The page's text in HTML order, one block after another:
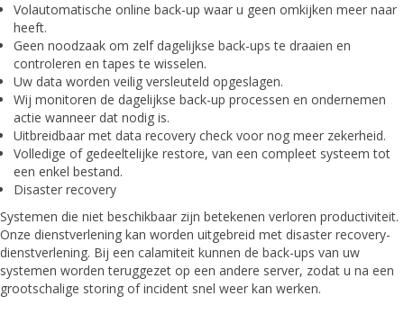
Volautomatische online back-up waar u geen omkijken meer naar
heeft.
Geen noodzaak om zelf dagelijkse back-ups te draaien en
controleren en tapes te wisselen.
Uw data worden veilig versleuteld opgeslagen.
Wij monitoren de dagelijkse back-up processen en ondernemen
actie wanneer dat nodig is.
Uitbreidbaar met data recovery check voor nog meer zekerheid.
Volledige of gedeeltelijke restore, van een compleet systeem tot
een enkel bestand.
Disaster recovery
Systemen die niet beschikbaar zijn betekenen verloren productiviteit.
Onze dienstverlening kan worden uitgebreid met disaster recovery-
dienstverlening. Bij een calamiteit kunnen de back-ups van uw
systemen worden teruggezet op een andere server, zodat u na een
grootschalige storing of incident snel weer kan werken.